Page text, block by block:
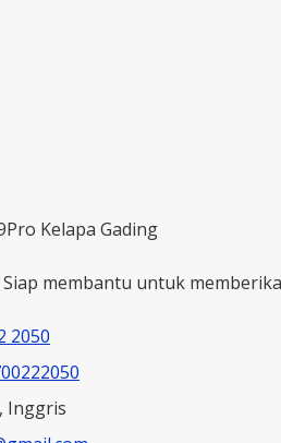
Kelapa Gading
membantu untuk
2050
Inggris